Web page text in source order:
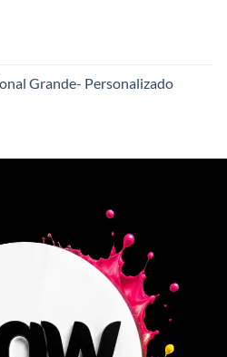
Grande- Personalizado